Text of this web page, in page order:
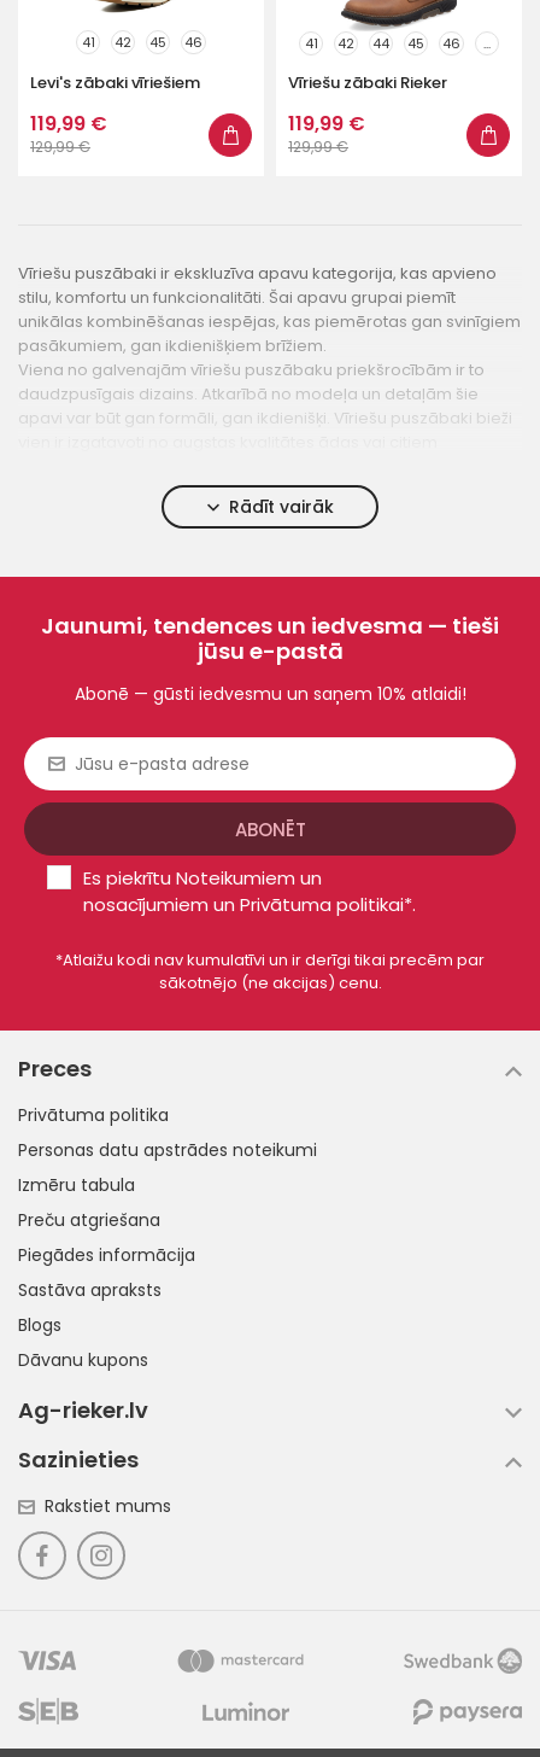
41 42 45 46
Levi's zābaki vīriešiem
119,99 €
129,99 €
41 42 44 45 46 ...
Vīriešu zābaki Rieker
119,99 €
129,99 €
Vīriešu puszābaki ir ekskluzīva apavu kategorija, kas apvieno
stilu, komfortu un funkcionalitāti. Šai apavu grupai piemīt
unikālas kombinēšanas iespējas, kas piemērotas gan svinīgiem
pasākumiem, gan ikdienišķiem brīžiem.
Viena no galvenajām vīriešu puszābaku priekšrocībām ir to
daudzpusīgais dizains. Atkarībā no modeļa un detaļām šie
apavi var būt gan formāli, gan ikdienišķi. Vīriešu puszābaki bieži
Vīriešu apavi ir lieliska izvēle vēsākam gadalaikam vai svinīgiem
pasākumiem. Tiem bieži vien ir elegants papēdis, kas piešķir
Vīriešu puszābakiem svarīga ir arī materiālu izvēle. Daudzi no
tiem ir izgatavoti no īstas ādas, kas ļauj kājām elpot un
pielāgoties individuālai pēdu formai. Šo apavu kvalitāte
nodrošina ne tikai stilīgu izskatu, bet arī ilgstošu komfortu.
Dizaineri un ražotāji cītīgi strādā, lai atjauninātu vīriešu apavus,
pielāgojot tos jaunākajām modes tendencēm. Šis stila un
funkcionalitātes apvienojums ļauj vīriešiem izvēlēties apavus,
kas atbilst viņu gaumei un atspoguļo viņu dzīvesveidu. Vīriešu
puszābaki ir kas vairāk nekā tikai apavi - tie ir izvēle vīriešiem,
kuri vēlas apvienot izteiksmīgu stilu ar komfortu.
Rādīt vairāk
Jaunumi, tendences un iedvesma — tieši
jūsu e-pastā
Abonē — gūsti iedvesmu un saņem 10% atlaidi!
Es piekrītu Noteikumiem un
nosacījumiem un Privātuma politikai*.
*Atlaižu kodi nav kumulatīvi un ir derīgi tikai precēm par
sākotnējo (ne akcijas) cenu.
Preces
Privātuma politika
Personas datu apstrādes noteikumi
Izmēru tabula
Preču atgriešana
Piegādes informācija
Sastāva apraksts
Blogs
Dāvanu kupons
Ag-rieker.lv
Sazinieties
Rakstiet mums